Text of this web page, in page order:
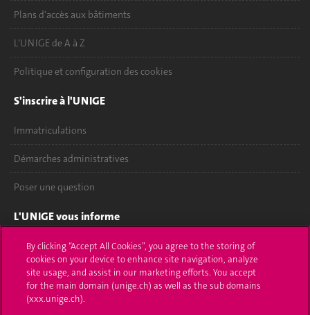
Plans d'accès aux bâtiments
L'UNIGE de A à Z
Politique et configuration des cookies
S'inscrire à l'UNIGE
Immatriculations
Démarches administratives
Poser une question
L'UNIGE vous informe
UNIGE Mobile
Médias
Offres d'emploi
By clicking “Accept All Cookies”, you agree to the storing of
cookies on your device to enhance site navigation, analyze
site usage, and assist in our marketing efforts. You accept
for the main domain (unige.ch) as well as the sub domains
(xxx.unige.ch).